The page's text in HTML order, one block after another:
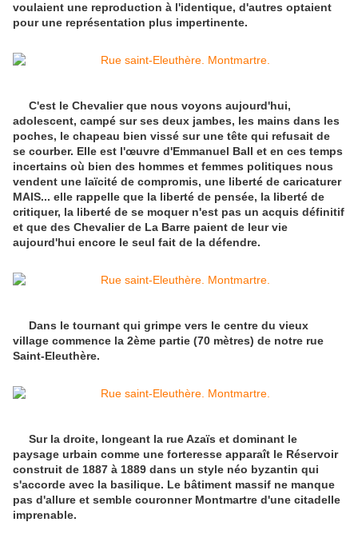
voulaient une reproduction à l'identique, d'autres optaient
pour une représentation plus impertinente.
C'est le Chevalier que nous voyons aujourd'hui,
adolescent, campé sur ses deux jambes, les mains dans les
poches, le chapeau bien vissé sur une tête qui refusait de
se courber. Elle est l'œuvre d'Emmanuel Ball et en ces temps
incertains où bien des hommes et femmes politiques nous
vendent une laïcité de compromis, une liberté de caricaturer
MAIS... elle rappelle que la liberté de pensée, la liberté de
critiquer, la liberté de se moquer n'est pas un acquis définitif
et que des Chevalier de La Barre paient de leur vie
aujourd'hui encore le seul fait de la défendre.
Dans le tournant qui grimpe vers le centre du vieux
village commence la 2ème partie (70 mètres) de notre rue
Saint-Eleuthère.
Sur la droite, longeant la rue Azaïs et dominant le
paysage urbain comme une forteresse apparaît le Réservoir
construit de 1887 à 1889 dans un style néo byzantin qui
s'accorde avec la basilique. Le bâtiment massif ne manque
pas d'allure et semble couronner Montmartre d'une citadelle
imprenable.